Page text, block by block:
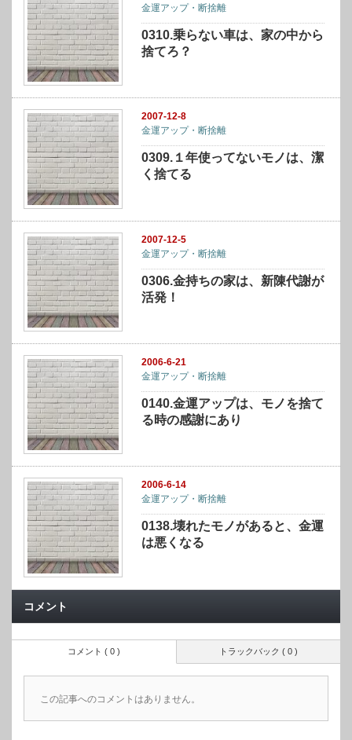
金運アップ・断捨離
0310.乗らない車は、家の中から
捨てろ？
2007-12-8
金運アップ・断捨離
0309.１年使ってないモノは、潔
く捨てる
2007-12-5
金運アップ・断捨離
0306.金持ちの家は、新陳代謝が
活発！
2006-6-21
金運アップ・断捨離
0140.金運アップは、モノを捨て
る時の感謝にあり
2006-6-14
金運アップ・断捨離
0138.壊れたモノがあると、金運
は悪くなる
コメント
トラックバック ( 0 )
コメント ( 0 )
この記事へのコメントはありません。